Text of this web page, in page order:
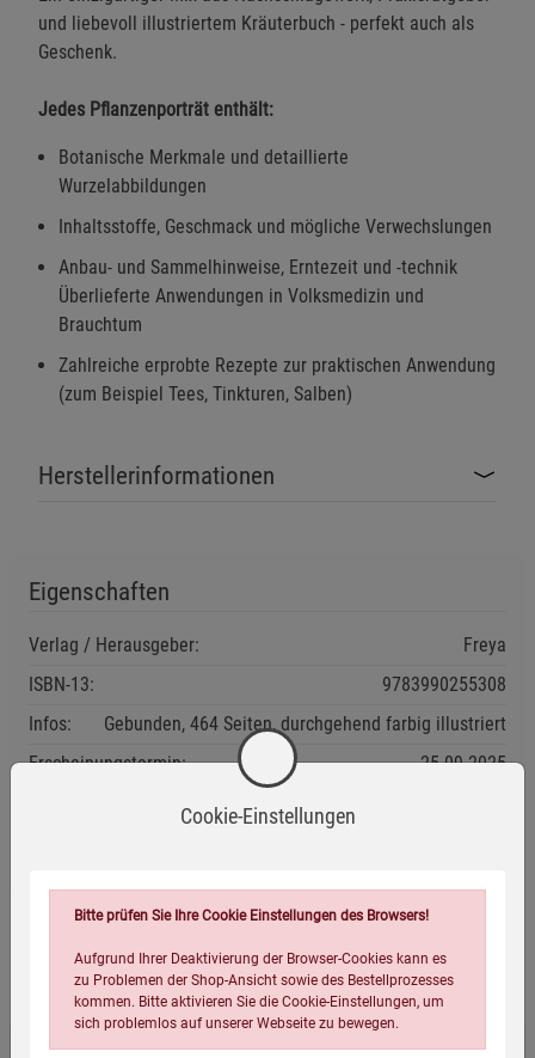
und liebevoll illustriertem Kräuterbuch - perfekt auch als
Geschenk.
Jedes Pflanzenporträt enthält:
Botanische Merkmale und detaillierte
Wurzelabbildungen
Inhaltsstoffe, Geschmack und mögliche Verwechslungen
Anbau- und Sammelhinweise, Erntezeit und -technik
Überlieferte Anwendungen in Volksmedizin und
Brauchtum
Zahlreiche erprobte Rezepte zur praktischen Anwendung
(zum Beispiel Tees, Tinkturen, Salben)
Herstellerinformationen
Eigenschaften
Verlag / Herausgeber:
Freya
ISBN-13:
9783990255308
Infos:
Gebunden, 464 Seiten, durchgehend farbig illustriert
Erscheinungstermin:
25.09.2025
Wird oft zusammen bestellt:
Cookie-Einstellungen
Bitte prüfen Sie Ihre Cookie Einstellungen des Browsers!
Aufgrund Ihrer Deaktivierung der Browser-Cookies kann es
zu Problemen der Shop-Ansicht sowie des Bestellprozesses
kommen. Bitte aktivieren Sie die Cookie-Einstellungen, um
sich problemlos auf unserer Webseite zu bewegen.